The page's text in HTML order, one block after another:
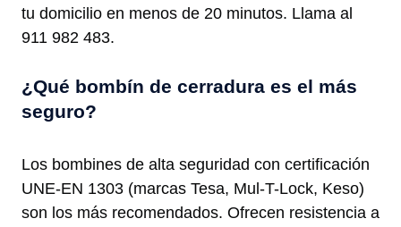
tu domicilio en menos de 20 minutos. Llama al
911 982 483.
¿Qué bombín de cerradura es el más
seguro?
Los bombines de alta seguridad con certificación
UNE-EN 1303 (marcas Tesa, Mul-T-Lock, Keso)
son los más recomendados. Ofrecen resistencia a